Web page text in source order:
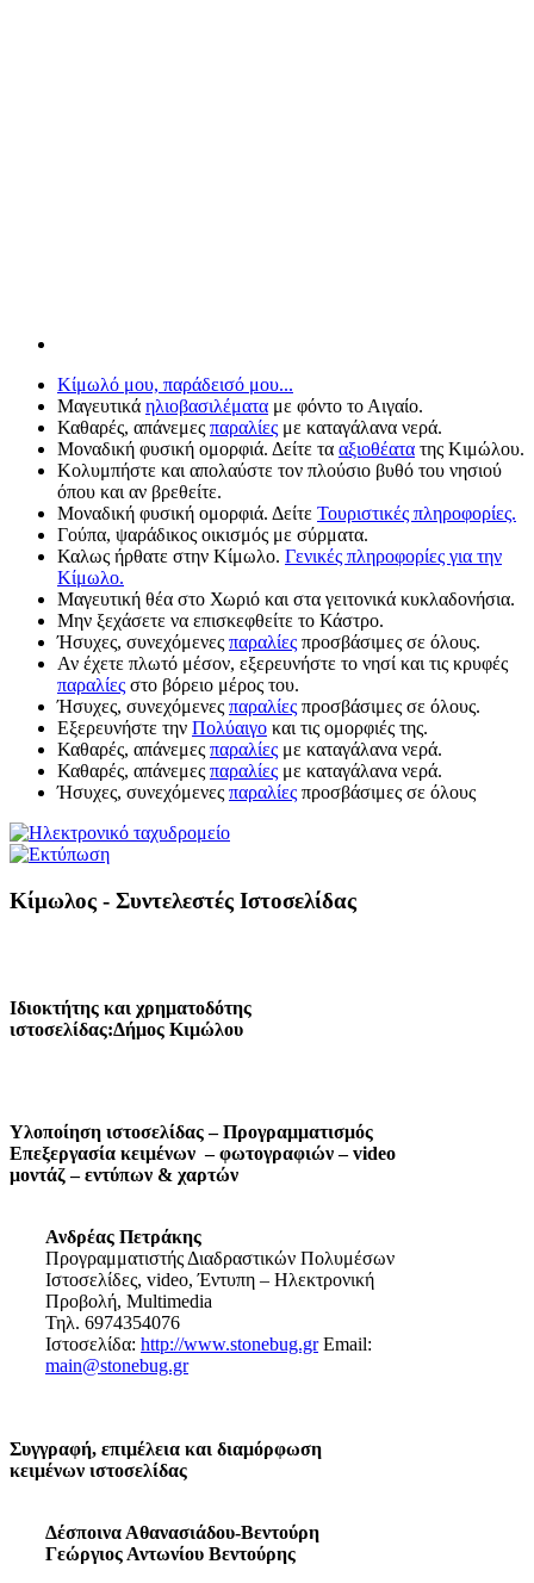
Κίμωλό μου, παράδεισό μου...
Μαγευτικά ηλιοβασιλέματα με φόντο το Αιγαίο.
Καθαρές, απάνεμες παραλίες με καταγάλανα νερά.
Μοναδική φυσική ομορφιά. Δείτε τα αξιοθέατα της Κιμώλου.
Κολυμπήστε και απολαύστε τον πλούσιο βυθό του νησιού
όπου και αν βρεθείτε.
Μοναδική φυσική ομορφιά. Δείτε Τουριστικές πληροφορίες.
Γούπα, ψαράδικος οικισμός με σύρματα.
Καλως ήρθατε στην Κίμωλο. Γενικές πληροφορίες για την
Κίμωλο.
Μαγευτική θέα στο Χωριό και στα γειτονικά κυκλαδονήσια.
Μην ξεχάσετε να επισκεφθείτε το Κάστρο.
Ήσυχες, συνεχόμενες παραλίες προσβάσιμες σε όλους.
Αν έχετε πλωτό μέσον, εξερευνήστε το νησί και τις κρυφές
παραλίες στο βόρειο μέρος του.
Ήσυχες, συνεχόμενες παραλίες προσβάσιμες σε όλους.
Εξερευνήστε την Πολύαιγο και τις ομορφιές της.
Καθαρές, απάνεμες παραλίες με καταγάλανα νερά.
Καθαρές, απάνεμες παραλίες με καταγάλανα νερά.
Ήσυχες, συνεχόμενες παραλίες προσβάσιμες σε όλους
Κίμωλος - Συντελεστές Ιστοσελίδας
Ιδιοκτήτης και χρηματοδότης
ιστοσελίδας:Δήμος Κιμώλου
Υλοποίηση ιστοσελίδας – Προγραμματισμός
Επεξεργασία κειμένων – φωτογραφιών – video
μοντάζ – εντύπων & χαρτών
Ανδρέας Πετράκης
Προγραμματιστής Διαδραστικών Πολυμέσων
Ιστοσελίδες, video, Έντυπη – Ηλεκτρονική
Προβολή, Multimedia
Τηλ. 6974354076
Ιστοσελίδα: http://www.stonebug.grEmail:
main@stonebug.gr
Συγγραφή, επιμέλεια και διαμόρφωση
κειμένων ιστοσελίδας
Δέσποινα Αθανασιάδου-Βεντούρη
Γεώργιος Αντωνίου Βεντούρης